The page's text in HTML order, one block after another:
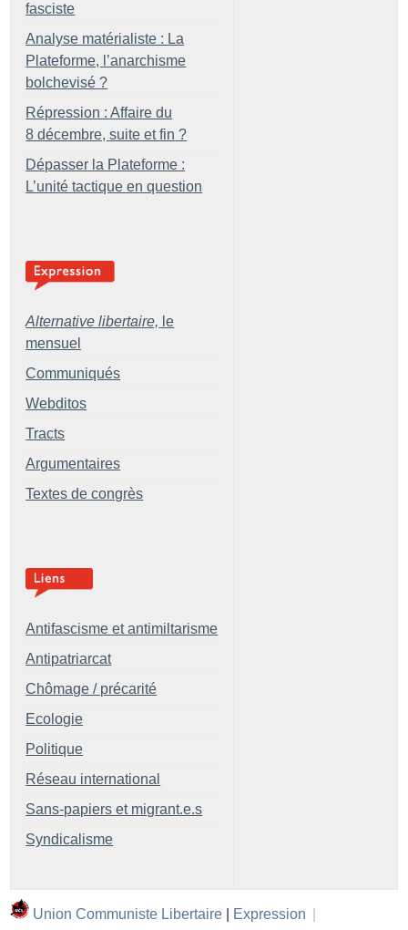
fasciste
Analyse matérialiste : La
Plateforme, l’anarchisme
bolchevisé ?
Répression : Affaire du
8 décembre, suite et fin ?
Dépasser la Plateforme :
L’unité tactique en question
Alternative libertaire, le
mensuel
Communiqués
Webditos
Tracts
Argumentaires
Textes de congrès
Antifascisme et antimiltarisme
Antipatriarcat
Chômage / précarité
Ecologie
Politique
Réseau international
Sans-papiers et migrant.e.s
Syndicalisme
Union Communiste Libertaire Expression